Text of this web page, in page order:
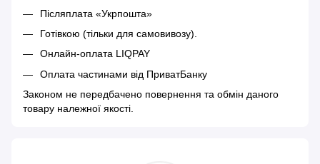
Післяплата «Укрпошта»
Готівкою (тільки для самовивозу).
Онлайн-оплата LIQPAY
Оплата частинами від ПриватБанку
Законом не передбачено повернення та обмін даного
товару належної якості.